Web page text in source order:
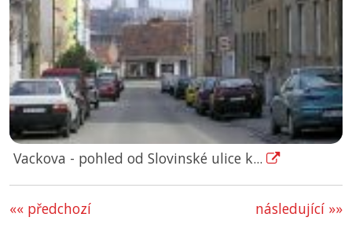
Vackova - pohled od Slovinské ulice k...
«« předchozí následující »»